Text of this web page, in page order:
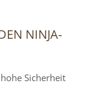
NINJA-
Sicherheit